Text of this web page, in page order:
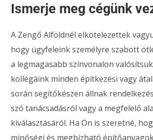
Ismerje meg cégünk
A Zengő Alföldnél elkötelezettek
hogy ügyfeleink személyre szabott
a legmagasabb színvonalon
kollégáink minden építkezési vagy
során segítőkészen állnak
szó tanácsadásról vagy a megfelelő
kiválasztásáról. Ha Ön is szeretné,
minőségi és megbízható